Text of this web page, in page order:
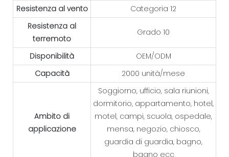
Resistenza al vento
Categoria 12
Resistenza al
terremoto
Grado 10
Disponibilità
OEM/ODM
Capacità
2000 unità/mese
Ambito di
applicazione
Soggiorno, ufficio, sala riunioni,
dormitorio, appartamento, hotel,
motel, campi, scuola, ospedale,
mensa, negozio, chiosco,
guardia di guardia, bagno,
bagno ecc